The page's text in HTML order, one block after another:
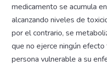
medicamento se acumula
alcanzando niveles de
por el contrario, se
que no ejerce ningún
persona vulnerable a su